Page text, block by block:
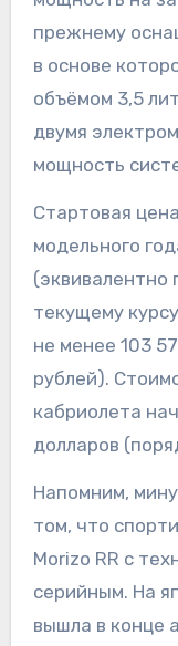
прежнему
в основе
объёмом 3,5
двумя
мощность
Стартовая
модельного
(эквивалентно
текущему
не менее 103
рублей).
кабриолета
долларов
Напомним,
том, что
Morizo RR с
серийным. На
вышла в конце